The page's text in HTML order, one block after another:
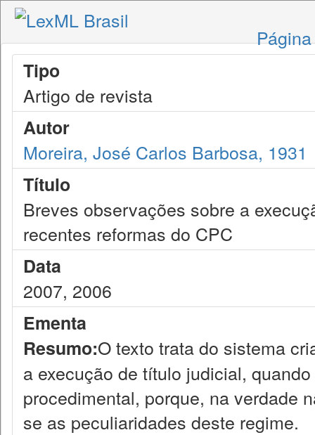
Tipo
Artigo de revista
Autor
Moreira, José Carlos Barbosa, 1931
Título
Breves observações sobre a
recentes reformas do CPC
Data
2007, 2006
Ementa
Resumo:O texto trata do sistema
a execução de título judicial,
procedimental, porque, na verdade
se as peculiaridades deste regime.